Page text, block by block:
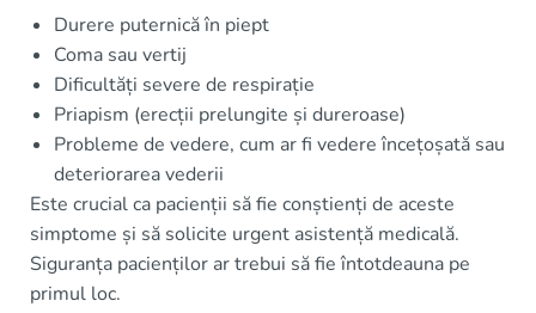
Durere puternică în piept
Coma sau vertij
Dificultăți severe de respirație
Priapism (erecții prelungite și dureroase)
Probleme de vedere, cum ar fi vedere încețoșată sau
deteriorarea vederii
Este crucial ca pacienții să fie conștienți de aceste
simptome și să solicite urgent asistență medicală.
Siguranța pacienților ar trebui să fie întotdeauna pe
primul loc.